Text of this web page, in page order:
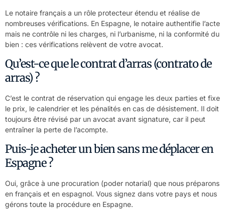
Le notaire français a un rôle protecteur étendu et réalise de
nombreuses vérifications. En Espagne, le notaire authentifie l’acte
mais ne contrôle ni les charges, ni l’urbanisme, ni la conformité du
bien : ces vérifications relèvent de votre avocat.
Qu’est-ce que le contrat d’arras (contrato de
arras) ?
C’est le contrat de réservation qui engage les deux parties et fixe
le prix, le calendrier et les pénalités en cas de désistement. Il doit
toujours être révisé par un avocat avant signature, car il peut
entraîner la perte de l’acompte.
Puis-je acheter un bien sans me déplacer en
Espagne ?
Oui, grâce à une procuration (poder notarial) que nous préparons
en français et en espagnol. Vous signez dans votre pays et nous
gérons toute la procédure en Espagne.